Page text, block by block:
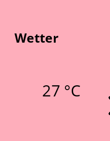
Wetter
27 °C